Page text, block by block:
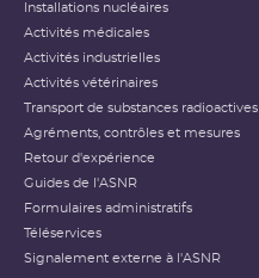
Installations nucléaires
Activités médicales
Activités industrielles
Activités vétérinaires
Transport de substances radioactives
Agréments, contrôles et mesures
Retour d'expérience
Guides de l'ASNR
Formulaires administratifs
Téléservices
Signalement externe à l'ASNR